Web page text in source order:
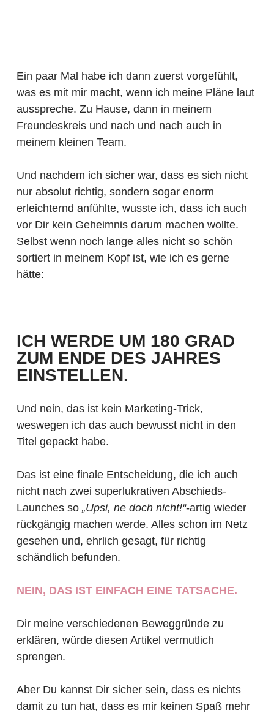
Ein paar Mal habe ich dann zuerst vorgefühlt,
was es mit mir macht, wenn ich meine Pläne laut
ausspreche. Zu Hause, dann in meinem
Freundeskreis und nach und nach auch in
meinem kleinen Team.
Und nachdem ich sicher war, dass es sich nicht
nur absolut richtig, sondern sogar enorm
erleichternd anfühlte, wusste ich, dass ich auch
vor Dir kein Geheimnis darum machen wollte.
Selbst wenn noch lange alles nicht so schön
sortiert in meinem Kopf ist, wie ich es gerne
hätte:
ICH WERDE UM 180 GRAD
ZUM ENDE DES JAHRES
EINSTELLEN.
Und nein, das ist kein Marketing-Trick,
weswegen ich das auch bewusst nicht in den
Titel gepackt habe.
Das ist eine finale Entscheidung, die ich auch
nicht nach zwei superlukrativen Abschieds-
Launches so „Upsi, ne doch nicht!“-artig wieder
rückgängig machen werde. Alles schon im Netz
gesehen und, ehrlich gesagt, für richtig
schändlich befunden.
NEIN, DAS IST EINFACH EINE TATSACHE.
Dir meine verschiedenen Beweggründe zu
erklären, würde diesen Artikel vermutlich
sprengen.
Aber Du kannst Dir sicher sein, dass es nichts
damit zu tun hat, dass es mir keinen Spaß mehr